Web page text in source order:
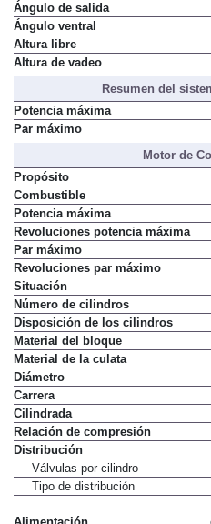
Ángulo de salida
Ángulo ventral
Altura libre
Altura de vadeo
Resumen del
Potencia máxima
Par máximo
Motor de
Propósito
Combustible
Potencia máxima
Revoluciones potencia máxima
Par máximo
Revoluciones par máximo
Situación
Número de cilindros
Disposición de los cilindros
Material del bloque
Material de la culata
Diámetro
Carrera
Cilindrada
Relación de compresión
Distribución
Válvulas por cilindro
Tipo de distribución